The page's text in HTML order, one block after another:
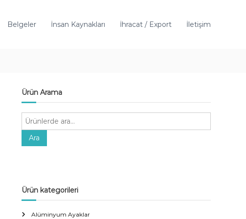
Belgeler İnsan Kaynakları İhracat / Export İletişim
Ürün Arama
A
:
Ara
Ürün kategorileri
Alüminyum Ayaklar